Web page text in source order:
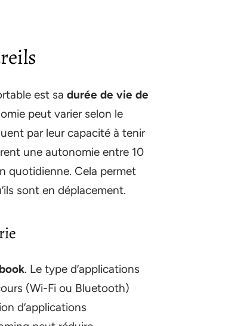
est sa durée de vie de
peut varier selon le
par leur capacité à tenir
une autonomie entre 10
quotidienne. Cela permet
sont en déplacement.
. Le type d’applications
(Wi-Fi ou Bluetooth)
d’applications